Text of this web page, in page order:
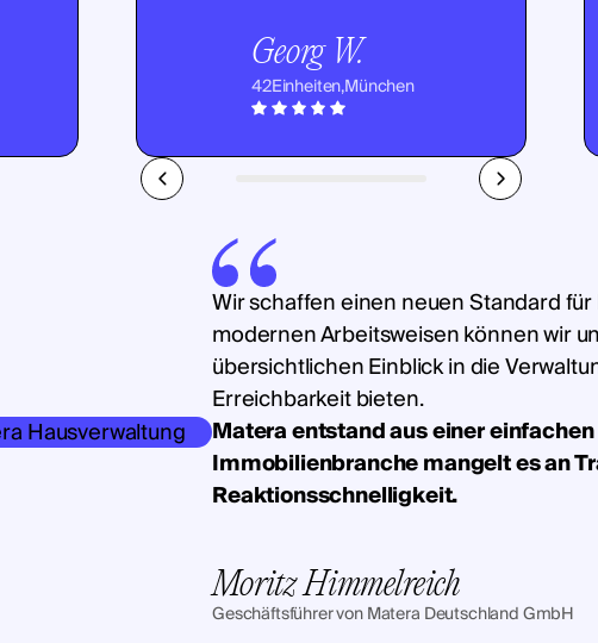
Georg W.
42Einheiten,München
Wir schaffen einen neuen Standard
modernen Arbeitsweisen können wir
übersichtlichen Einblick in die
Erreichbarkeit bieten.
Matera entstand aus einer
Immobilienbranche mangelt es an
Reaktionsschnelligkeit.
Moritz Himmelreich
Geschäftsführer von Matera Deutschland GmbH